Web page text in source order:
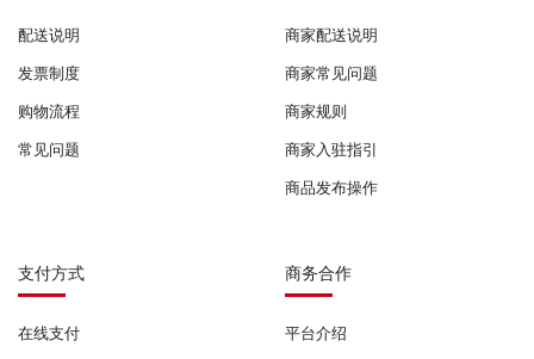
配送说明
发票制度
购物流程
常见问题
商家配送说明
商家常见问题
商家规则
商家入驻指引
商品发布操作
支付方式
在线支付
商务合作
平台介绍